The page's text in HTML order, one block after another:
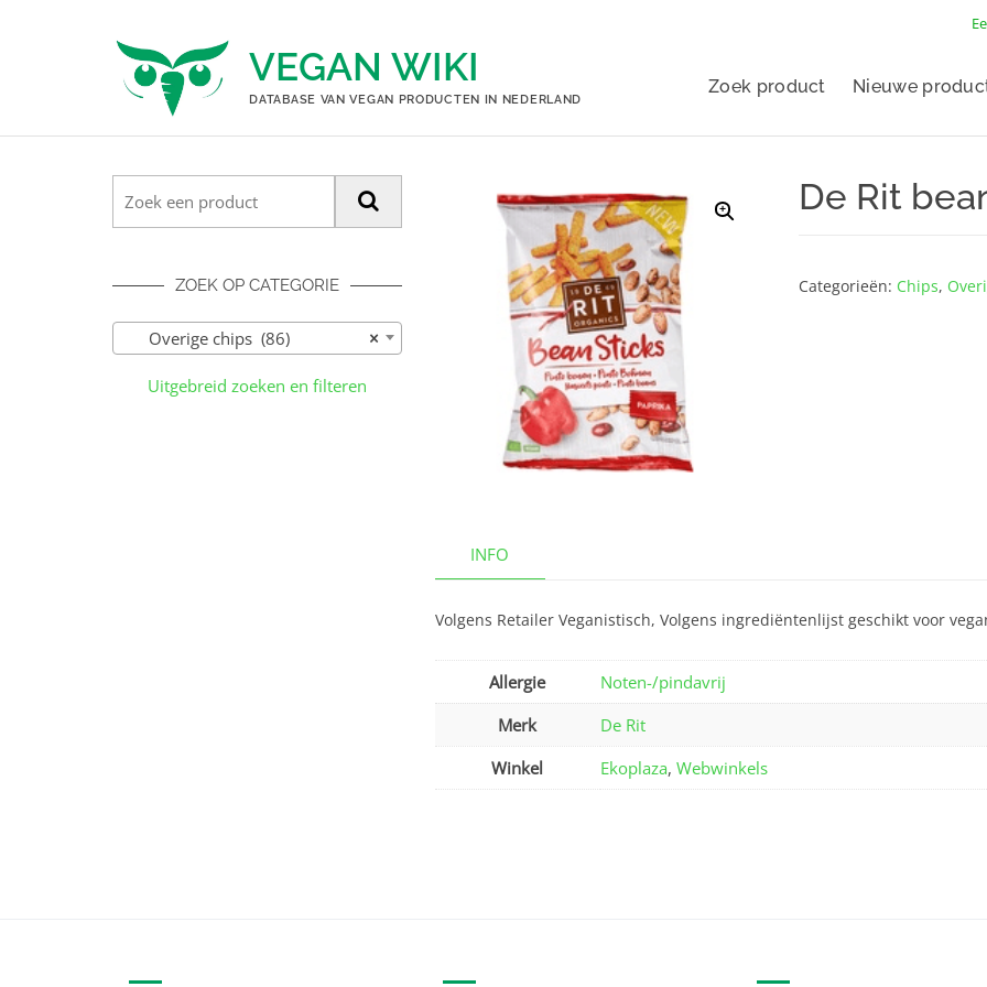
VEGAN WIKI
DATABASE VAN VEGAN PRODUCTEN IN NEDERLAND
Zoek product Nieuwe
De Rit
Categorieën: Chips,
INFO
Volgens Retailer Veganistisch, Volgens ingrediëntenlijst geschikt voor
Allergie
Noten-/pindavrij
Merk
De Rit
Winkel
Ekoplaza, Webwinkels
ZOEK OP CATEGORIE
×
Overige chips (86)
Uitgebreid zoeken en filteren